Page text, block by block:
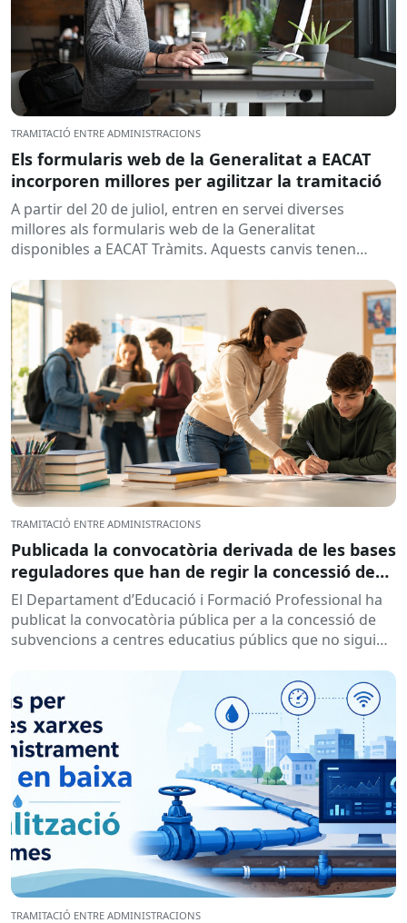
TRAMITACIÓ ENTRE ADMINISTRACIONS
Els formularis web de la Generalitat a EACAT
incorporen millores per agilitzar la tramitació
A partir del 20 de juliol, entren en servei diverses
millores als formularis web de la Generalitat
disponibles a EACAT Tràmits. Aquests canvis tenen
TRAMITACIÓ ENTRE ADMINISTRACIONS
Publicada la convocatòria derivada de les bases
reguladores que han de regir la concessió de
subvencions a centres educatius, per al
desenvolupament de programes de formació i
inserció, durant el curs 2026-2027
El Departament d’Educació i Formació Professional ha
publicat la convocatòria pública per a la concessió de
subvencions a centres educatius públics que no siguin
TRAMITACIÓ ENTRE ADMINISTRACIONS